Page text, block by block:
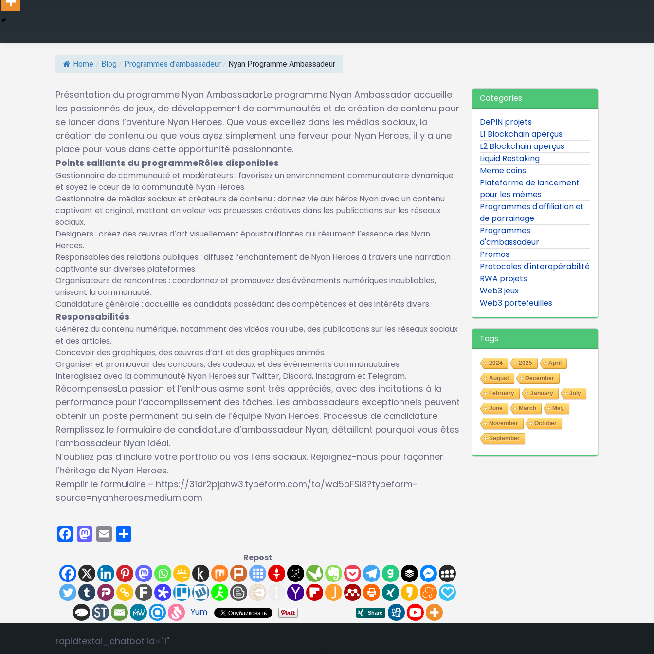
Home / Blog / Programmes d'ambassadeur / Nyan Programme Ambassadeur
Présentation du programme Nyan AmbassadorLe programme Nyan Ambassador accueille
les passionnés de jeux, de développement de communautés et de création de contenu pour
se lancer dans l’aventure Nyan Heroes. Que vous excelliez dans les médias sociaux, la
création de contenu ou que vous ayez simplement une ferveur pour Nyan Heroes, il y a une
place pour vous dans cette opportunité passionnante.
Points saillants du programmeRôles disponibles
Gestionnaire de communauté et modérateurs : favorisez un environnement communautaire dynamique
et soyez le cœur de la communauté Nyan Heroes.
Gestionnaire de médias sociaux et créateurs de contenu : donnez vie aux héros Nyan avec un contenu
captivant et original, mettant en valeur vos prouesses créatives dans les publications sur les réseaux
sociaux.
Designers : créez des œuvres d’art visuellement époustouflantes qui résument l’essence des Nyan
Heroes.
Responsables des relations publiques : diffusez l’enchantement de Nyan Heroes à travers une narration
captivante sur diverses plateformes.
Organisateurs de rencontres : coordonnez et promouvez des événements numériques inoubliables,
unissant la communauté.
Candidature générale : accueille les candidats possédant des compétences et des intérêts divers.
Responsabilités
Générez du contenu numérique, notamment des vidéos YouTube, des publications sur les réseaux sociaux
et des articles.
Concevoir des graphiques, des œuvres d’art et des graphiques animés.
Organiser et promouvoir des concours, des cadeaux et des événements communautaires.
Interagissez avec la communauté Nyan Heroes sur Twitter, Discord, Instagram et Telegram.
RécompensesLa passion et l’enthousiasme sont très appréciés, avec des incitations à la
performance pour l’accomplissement des tâches. Les ambassadeurs exceptionnels peuvent
obtenir un poste permanent au sein de l’équipe Nyan Heroes. Processus de candidature
Remplissez le formulaire de candidature d’ambassadeur Nyan, détaillant pourquoi vous êtes
l’ambassadeur Nyan idéal.
N’oubliez pas d’inclure votre portfolio ou vos liens sociaux. Rejoignez-nous pour façonner
l’héritage de Nyan Heroes.
Remplir le formulaire – https://31dr2pjahw3.typeform.com/to/wd5oFSl8?typeform-
source=nyanheroes.medium.com
Facebook
Mastodon
Email
Repost
Yum
Categories
DePIN projets
L1 Blockchain aperçus
L2 Blockchain aperçus
Liquid Restaking
Meme coins
Plateforme de lancement
pour les mèmes
Programmes d'affiliation et
de parrainage
Programmes
d'ambassadeur
Promos
Protocoles d'interopérabilité
RWA projets
Web3 jeux
Web3 portefeuilles
Tags
2024 2025 April
August December
February January July
June March May
November October
September
rapidtextai_chatbot id="1"